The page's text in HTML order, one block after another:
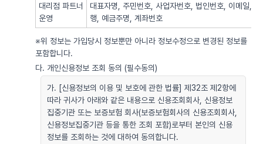
대리점 파트너
운영
대표자명, 주민번호, 사업자번호, 법인번호, 이메일,
행, 예금주명, 계좌번호
※위 정보는 가입당시 정보뿐만 아니라 정보수정으로 변경된 정보를
포함합니다.
다. 개인신용정보 조회 동의 (필수동의)
가. [신용정보의 이용 및 보호에 관한 법률] 제32조 제2항에
따라 귀사가 아래와 같은 내용으로 신용조회회사, 신용정보
집중기관 또는 보증보험 회사(보증보험회사의 신용조회회사,
신용정보집중기관 등을 통한 조회 포함)로부터 본인의 신용
정보를 조회하는 것에 대하여 동의합니다.